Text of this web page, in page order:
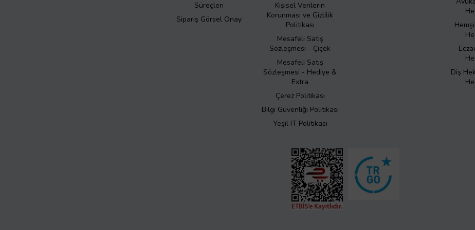
Süreçleri
Sipariş Görsel Onay
Kişisel Verilerin
Korunması ve Gizlilik
Politikası
Mesafeli Satış
Sözleşmesi - Çiçek
Mesafeli Satış
Sözleşmesi - Hediye &
Extra
Çerez Politikası
Bilgi Güvenliği Politikası
Yeşil IT Politikası
Diş